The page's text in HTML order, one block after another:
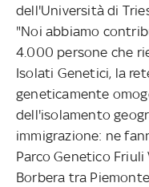
dell'Università di
"Noi abbiamo
4.000 persone che
Isolati Genetici, la
geneticamente
dell'isolamento
immigrazione: ne
Parco Genetico Friuli
Borbera tra